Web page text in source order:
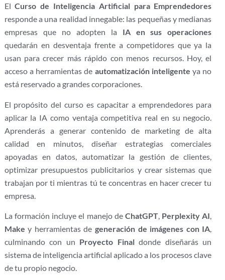
ElCurso de Inteligencia Artificial para Emprendedores
responde a una realidad innegable: las pequeñas y medianas
empresas que no adopten la IA en sus operaciones
quedarán en desventaja frente a competidores que ya la
usan para crecer más rápido con menos recursos. Hoy, el
acceso a herramientas de automatización inteligente ya no
está reservado a grandes corporaciones.
El propósito del curso es capacitar a emprendedores para
aplicar la IA como ventaja competitiva real en su negocio.
Aprenderás a generar contenido de marketing de alta
calidad en minutos, diseñar estrategias comerciales
apoyadas en datos, automatizar la gestión de clientes,
optimizar presupuestos publicitarios y crear sistemas que
trabajan por ti mientras tú te concentras en hacer crecer tu
empresa.
La formación incluye el manejo de ChatGPT, Perplexity AI,
Make y herramientas degeneración de imágenes con IA,
culminando con un Proyecto Finaldonde diseñarás un
sistema de inteligencia artificial aplicado a los procesos clave
de tu propio negocio.